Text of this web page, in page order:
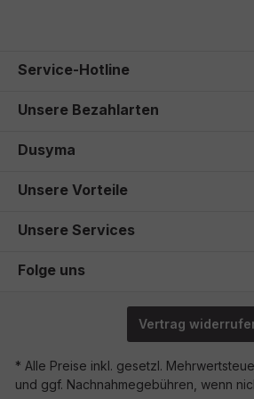
Service-Hotline
Unsere Bezahlarten
Dusyma
Unsere Vorteile
Unsere Services
Folge uns
Vertrag
* Alle Preise inkl. gesetzl.
und ggf. Nachnahmegebühren, wenn